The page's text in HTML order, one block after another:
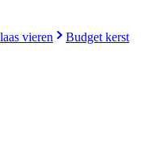
vieren
Budget kerst